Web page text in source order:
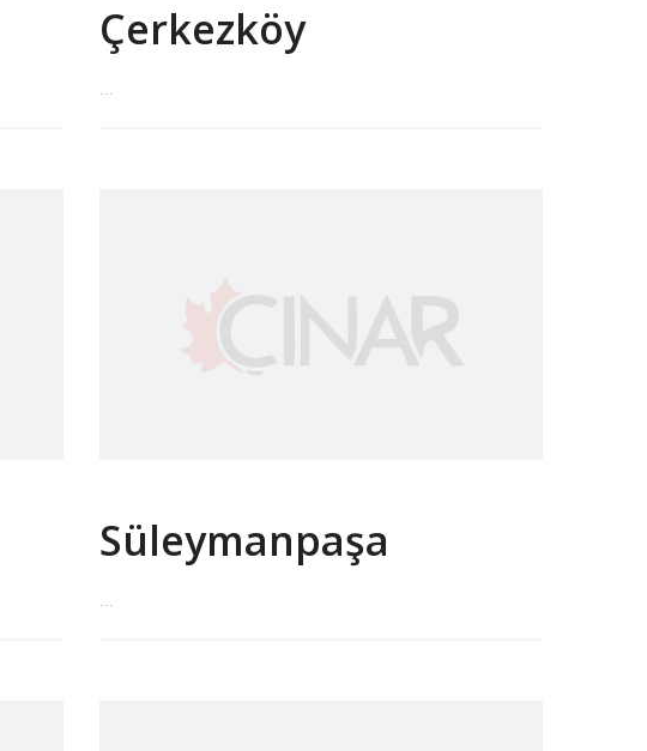
Çerkezköy
...
Süleymanpaşa
...